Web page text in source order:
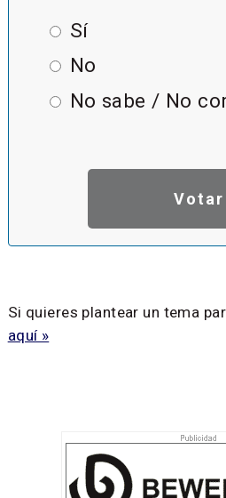
Sí
No
No sabe / No
Si quieres plantear un tema
aquí »